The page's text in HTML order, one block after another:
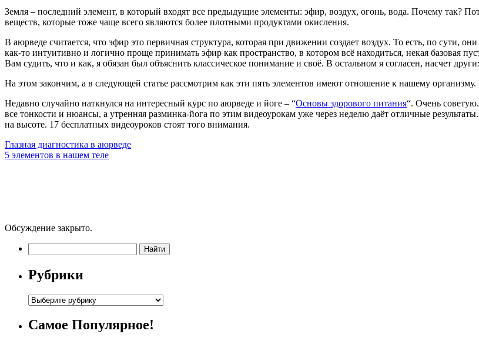
Земля – последний элемент, в который входят все предыдущие элементы: эфир, воздух, огонь, вода. Почему так?
веществ, которые тоже чаще всего являются более плотными продуктами окисления.
В аюрведе считается, что эфир это первичная структура, которая при движении создает воздух. То есть, по
как-то интуитивно и логично проще принимать эфир как пространство, в котором всё находиться, некая базовая
Вам судить, что и как, я обязан был объяснить классическое понимание и своё. В остальном я согласен, насчет
На этом закончим, а в следующей статье рассмотрим как эти пять элементов имеют отношение к нашему организму.
Недавно случайно наткнулся на интересный курс по аюрведе и йоге – “Основы здорового питания“. Очень
все тонкости и нюансы, а утренняя разминка-йога по этим видеоурокам уже через неделю даёт отличные
на высоте. 17 бесплатных видеоуроков стоят того внимания.
Глазная диагностика в аюрведе
5 элементов в нашем теле
Обсуждение закрыто.
Рубрики
Самое Популярное!